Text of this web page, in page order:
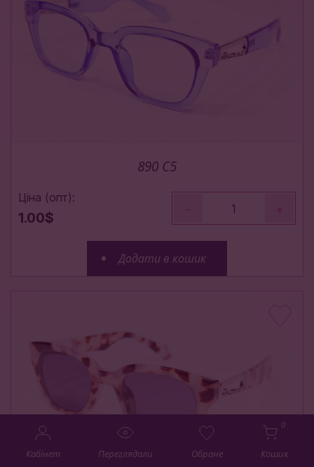
890 C5
Ціна (опт):
1.00$
- +
Додати в кошик
Кабінет Переглядали Обране
0
Кошик